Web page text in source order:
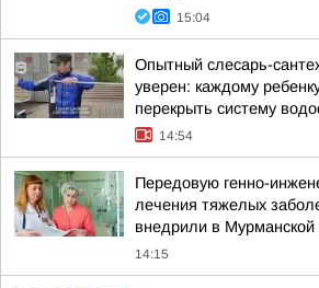
15:04
Опытный слесарь-
уверен: каждому
перекрыть систему
14:54
Передовую генно-
лечения тяжелых
внедрили в Мурманской
14:15